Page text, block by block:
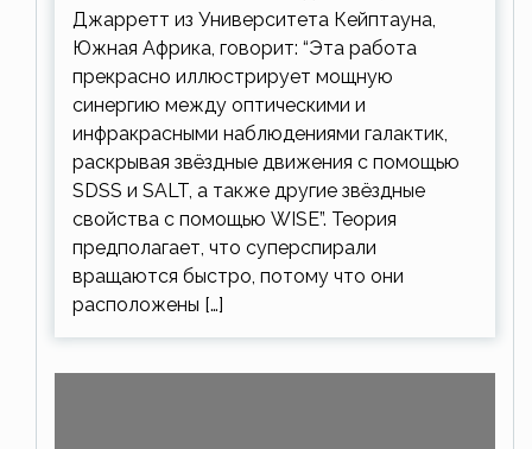
Джарретт из Университета Кейптауна,
Южная Африка, говорит: “Эта работа
прекрасно иллюстрирует мощную
синергию между оптическими и
инфракрасными наблюдениями галактик,
раскрывая звёздные движения с помощью
SDSS и SALT, а также другие звёздные
свойства с помощью WISE”. Теория
предполагает, что суперспирали
вращаются быстро, потому что они
расположены […]